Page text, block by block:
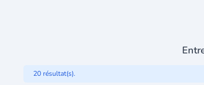
20 résultat(s).